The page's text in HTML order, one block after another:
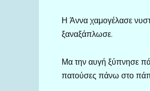
Η Άννα χαμογέλασε
ξαναξάπλωσε.
Μα την αυγή ξύπνησε
πατούσες πάνω στο